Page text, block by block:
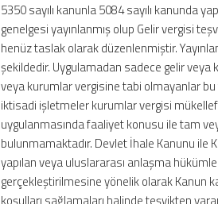
5350 sayılı kanunla 5084 sayılı kanunda
genelgesi yayınlanmış olup Gelir vergisi
henüz taslak olarak düzenlenmiştir.
şekildedir. Uygulamadan sadece gelir veya
veya kurumlar vergisine tabi olmayanlar
iktisadi işletmeler kurumlar vergisi
uygulanmasında faaliyet konusu ile tam
bulunmamaktadır. Devlet İhale Kanunu ile
yapılan veya uluslararası anlaşma
gerçekleştirilmesine yönelik olarak Kanun